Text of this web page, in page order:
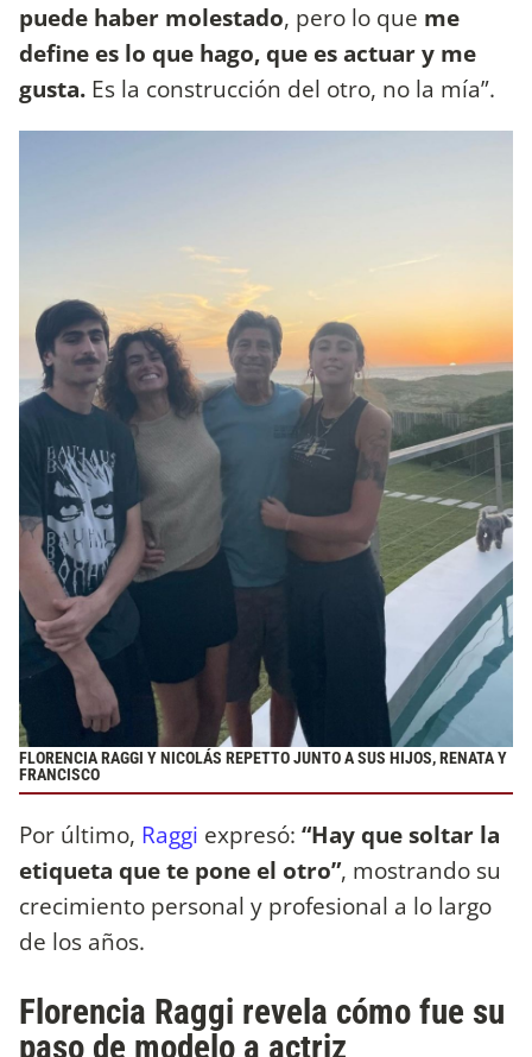
puede haber molestado, pero lo que me
define es lo que hago, que es actuar y me
gusta. Es la construcción del otro, no la mía”.
FLORENCIA RAGGI Y NICOLÁS REPETTO JUNTO A SUS HIJOS, RENATA Y
FRANCISCO
Por último, Raggi expresó: “Hay que soltar la
etiqueta que te pone el otro”, mostrando su
crecimiento personal y profesional a lo largo
de los años.
Florencia Raggi revela cómo fue su
paso de modelo a actriz